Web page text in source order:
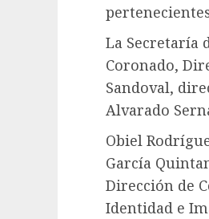
La Secretaría
Coronado,
Sandoval,
Alvarado
Obiel
García
Dirección de
Identidad e